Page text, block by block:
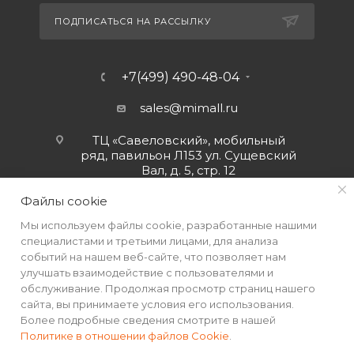
ПОДПИСАТЬСЯ НА РАССЫЛКУ
+7(499) 490-48-04
sales@mimall.ru
ТЦ «Савеловский», мобильный
ряд, павильон Л153 ул. Сущевский
Вал, д. 5, стр. 12
2026 © Интернет-магазин MiMall® • Не является публичной
Файлы cookie
Мы используем файлы cookie, разработанные нашими
специалистами и третьими лицами, для анализа
событий на нашем веб-сайте, что позволяет нам
улучшать взаимодействие с пользователями и
обслуживание. Продолжая просмотр страниц нашего
сайта, вы принимаете условия его использования.
Более подробные сведения смотрите в нашей
Политике в отношении файлов Cookie